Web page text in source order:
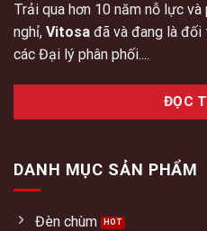
Trải qua hơn 10 năm nỗ lực
nghỉ, Vitosa đã và đang là
các Đại lý phân phối....
ĐỌC
DANH MỤC SẢN PHẨM
Đèn chùm